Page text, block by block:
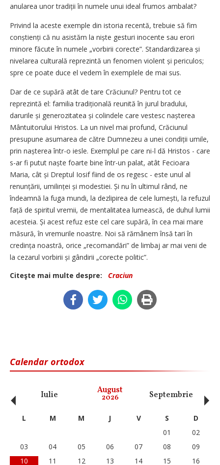
anularea unor tradiții în numele unui ideal frumos ambalat?
Privind la aceste exemple din istoria recentă, trebuie să fim
conștienți că nu asistăm la niște gesturi inocente sau erori
minore făcute în numele „vorbirii corecte”. Standardizarea și
nivelarea ­culturală reprezintă un fenomen violent și periculos;
spre ce poate duce el vedem în exemplele de mai sus.
Dar de ce supără atât de tare Crăciunul? Pentru tot ce
reprezintă el: familia tradițională reunită în jurul bradului,
darurile și generozitatea și colindele care vestesc nașterea
Mântuitorului Hristos. La un nivel mai profund, Crăciunul
presupune asumarea de către Dumnezeu a unei condiții umile,
prin nașterea într-o iesle. Exemplul pe care ni-l dă Hristos - care
s-ar fi putut naște foarte bine într-un palat, atât Fecioara
Maria, cât și Dreptul Iosif fiind de os regesc - este unul al
renunțării, umilinței și modestiei. Și nu în ultimul rând, ne
îndeamnă la fuga mundi, la dezlipirea de cele lumești, la refuzul
față de spiritul vremii, de mentalitatea lumească, de duhul lumii
acesteia. Și acest refuz este cel care supără, în cea mai mare
măsură, în vremurile noastre. Noi să rămânem însă tari în
credința noastră, orice „recomandări” de limbaj ar mai veni de
la cezarul vorbirii și gândirii „corecte politic”.
Citeşte mai multe despre:
Craciun
Calendar ortodox
Iulie August
2026 Septembrie
‹ L M M J V S
D
01
02
03
04 05 06 07 08
09
10
11 12 13 14 15 16